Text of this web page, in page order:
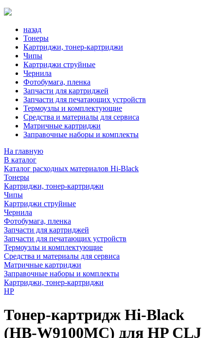
назад
Тонеры
Картриджи, тонер-картриджи
Чипы
Картриджи струйные
Чернила
Фотобумага, пленка
Запчасти для картриджей
Запчасти для печатающих устройств
Термоузлы и комплектующие
Средства и материалы для сервиса
Матричные картриджи
Заправочные наборы и комплекты
На главную
В каталог
Каталог расходных материалов Hi-Black
Тонеры
Картриджи, тонер-картриджи
Чипы
Картриджи струйные
Чернила
Фотобумага, пленка
Запчасти для картриджей
Запчасти для печатающих устройств
Термоузлы и комплектующие
Средства и материалы для сервиса
Матричные картриджи
Заправочные наборы и комплекты
Картриджи, тонер-картриджи
HP
Тонер-картридж Hi-Black
(HB-W9100MC) для HP CLJ